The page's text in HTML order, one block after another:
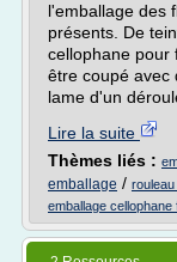
l'emballage des
présents. De
cellophane pour
être coupé avec
lame d'un
Lire la suite
Thèmes liés :
emballage /
emballage cellophane